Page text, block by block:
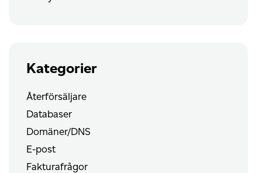
Kategorier
Återförsäljare
Databaser
Domäner/DNS
E-post
Fakturafrågor